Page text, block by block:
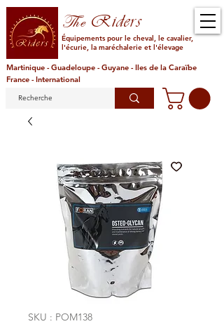
TheRiders
Équipements pour le cheval, le cavalier,
l'écurie, la maréchalerie et l'élevage
Martinique - Guadeloupe - Guyane - Iles de la Caraïbe
France - International
SKU : POM138